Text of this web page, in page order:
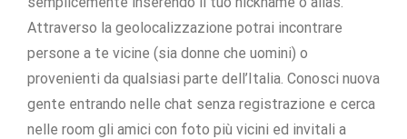
Attraverso la geolocalizzazione potrai incontrare
persone a te vicine (sia donne che uomini) o
provenienti da qualsiasi parte dell’Italia. Conosci nuova
gente entrando nelle chat senza registrazione e cerca
nelle room gli amici con foto più vicini ed invitali a